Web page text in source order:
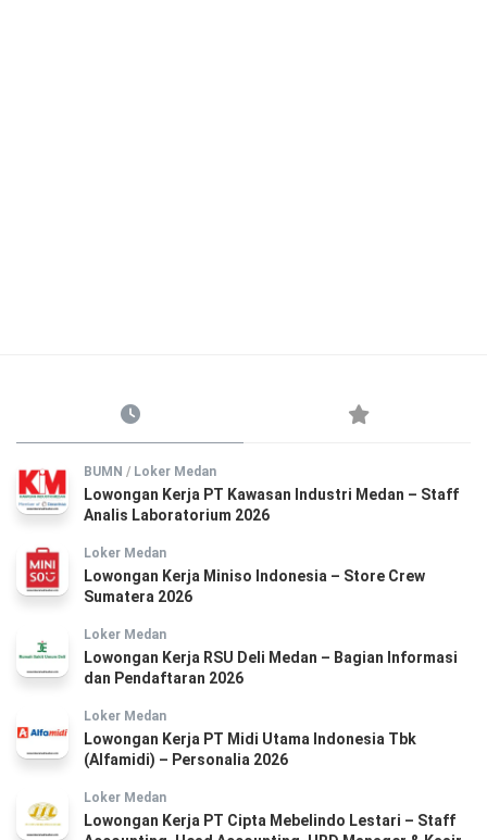
BUMN / Loker Medan
Lowongan Kerja PT Kawasan Industri Medan – Staff
Analis Laboratorium 2026
Loker Medan
Lowongan Kerja Miniso Indonesia – Store Crew
Sumatera 2026
Loker Medan
Lowongan Kerja RSU Deli Medan – Bagian Informasi
dan Pendaftaran 2026
Loker Medan
Lowongan Kerja PT Midi Utama Indonesia Tbk
(Alfamidi) – Personalia 2026
Loker Medan
Lowongan Kerja PT Cipta Mebelindo Lestari – Staff